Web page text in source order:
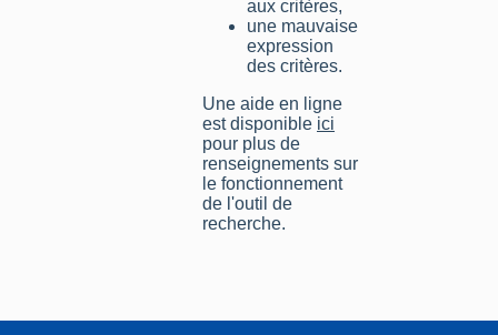
aux critères,
une mauvaise
expression
des critères.
Une aide en ligne
est disponible ici
pour plus de
renseignements sur
le fonctionnement
de l'outil de
recherche.